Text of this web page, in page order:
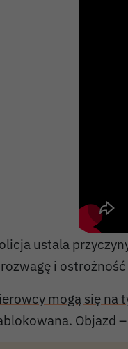
ustala
i
mogą się na
Objazd